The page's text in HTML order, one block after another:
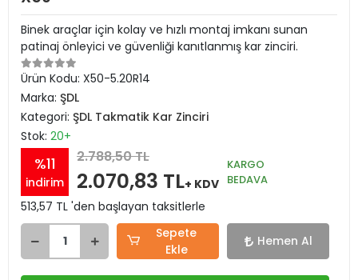
Binek araçlar için kolay ve hızlı montaj imkanı sunan
patinaj önleyici ve güvenliği kanıtlanmış kar zinciri.
Ürün Kodu: X50-5.20R14
Marka: ŞDL
Kategori: ŞDL Takmatik Kar Zinciri
Stok: 20+
%11
indirim
2.788,50 TL
2.070,83 TL+ KDV
KARGO
BEDAVA
513,57 TL 'den başlayan taksitlerle
Sepete
Ekle
Hemen Al